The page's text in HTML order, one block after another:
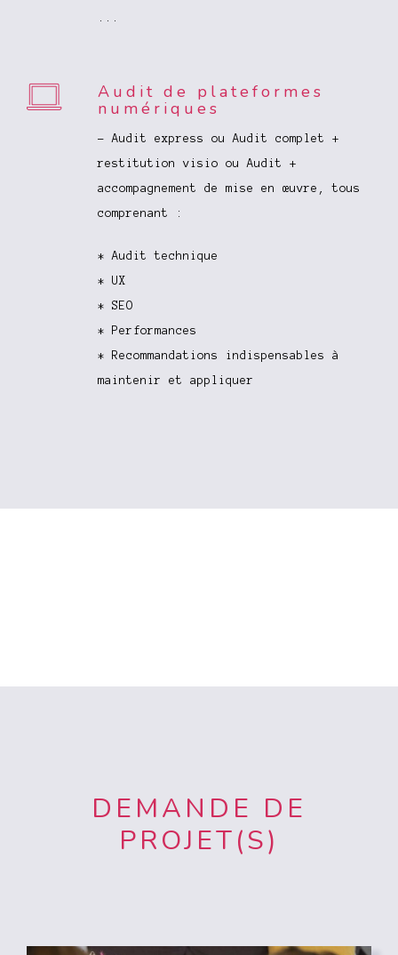
Audit de plateformes
numériques
- Audit express ou Audit complet +
restitution visio ou Audit +
accompagnement de mise en œuvre, tous
comprenant :
* Audit technique
* UX
* SEO
* Performances
* Recommandations indispensables à
maintenir et appliquer
DEMANDE DE
PROJET(S)